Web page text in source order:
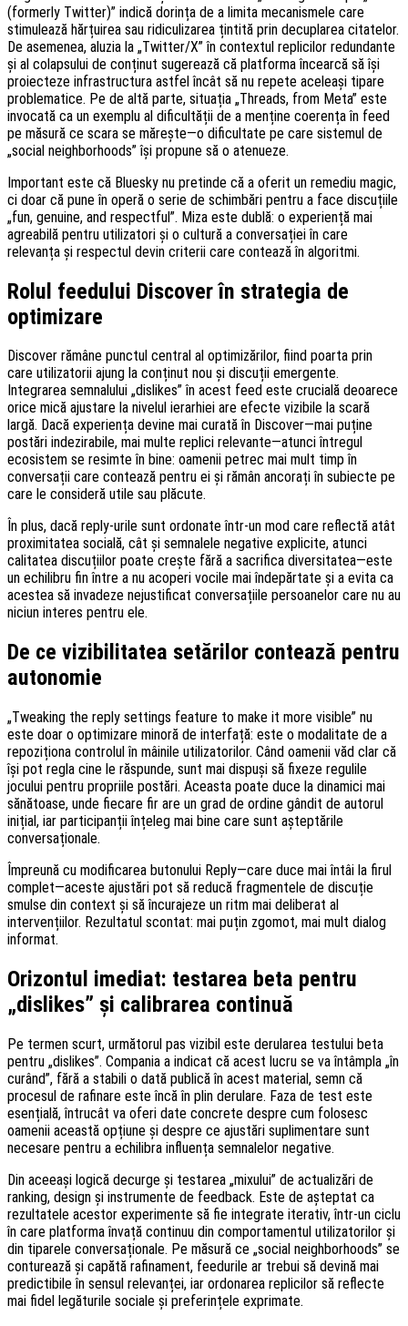
(formerly Twitter)” indică dorința de a limita mecanismele care
stimulează hărțuirea sau ridiculizarea țintită prin decuplarea citatelor.
De asemenea, aluzia la „Twitter/X” în contextul replicilor redundante
și al colapsului de conținut sugerează că platforma încearcă să își
proiecteze infrastructura astfel încât să nu repete aceleași tipare
problematice. Pe de altă parte, situația „Threads, from Meta” este
invocată ca un exemplu al dificultății de a menține coerența în feed
pe măsură ce scara se mărește—o dificultate pe care sistemul de
„social neighborhoods” își propune să o atenueze.
Important este că Bluesky nu pretinde că a oferit un remediu magic,
ci doar că pune în operă o serie de schimbări pentru a face discuțiile
„fun, genuine, and respectful”. Miza este dublă: o experiență mai
agreabilă pentru utilizatori și o cultură a conversației în care
relevanța și respectul devin criterii care contează în algoritmi.
Rolul feedului Discover în strategia de
optimizare
Discover rămâne punctul central al optimizărilor, fiind poarta prin
care utilizatorii ajung la conținut nou și discuții emergente.
Integrarea semnalului „dislikes” în acest feed este crucială deoarece
orice mică ajustare la nivelul ierarhiei are efecte vizibile la scară
largă. Dacă experiența devine mai curată în Discover—mai puține
postări indezirabile, mai multe replici relevante—atunci întregul
ecosistem se resimte în bine: oamenii petrec mai mult timp în
conversații care contează pentru ei și rămân ancorați în subiecte pe
care le consideră utile sau plăcute.
În plus, dacă reply-urile sunt ordonate într-un mod care reflectă atât
proximitatea socială, cât și semnalele negative explicite, atunci
calitatea discuțiilor poate crește fără a sacrifica diversitatea—este
un echilibru fin între a nu acoperi vocile mai îndepărtate și a evita ca
acestea să invadeze nejustificat conversațiile persoanelor care nu au
niciun interes pentru ele.
De ce vizibilitatea setărilor contează pentru
autonomie
„Tweaking the reply settings feature to make it more visible” nu
este doar o optimizare minoră de interfață: este o modalitate de a
repoziționa controlul în mâinile utilizatorilor. Când oamenii văd clar că
își pot regla cine le răspunde, sunt mai dispuși să fixeze regulile
jocului pentru propriile postări. Aceasta poate duce la dinamici mai
sănătoase, unde fiecare fir are un grad de ordine gândit de autorul
inițial, iar participanții înțeleg mai bine care sunt așteptările
conversaționale.
Împreună cu modificarea butonului Reply—care duce mai întâi la firul
complet—aceste ajustări pot să reducă fragmentele de discuție
smulse din context și să încurajeze un ritm mai deliberat al
intervențiilor. Rezultatul scontat: mai puțin zgomot, mai mult dialog
informat.
Orizontul imediat: testarea beta pentru
„dislikes” și calibrarea continuă
Pe termen scurt, următorul pas vizibil este derularea testului beta
pentru „dislikes”. Compania a indicat că acest lucru se va întâmpla „în
curând”, fără a stabili o dată publică în acest material, semn că
procesul de rafinare este încă în plin derulare. Faza de test este
esențială, întrucât va oferi date concrete despre cum folosesc
oamenii această opțiune și despre ce ajustări suplimentare sunt
necesare pentru a echilibra influența semnalelor negative.
Din aceeași logică decurge și testarea „mixului” de actualizări de
ranking, design și instrumente de feedback. Este de așteptat ca
rezultatele acestor experimente să fie integrate iterativ, într-un ciclu
în care platforma învață continuu din comportamentul utilizatorilor și
din tiparele conversaționale. Pe măsură ce „social neighborhoods” se
conturează și capătă rafinament, feedurile ar trebui să devină mai
predictibile în sensul relevanței, iar ordonarea replicilor să reflecte
mai fidel legăturile sociale și preferințele exprimate.